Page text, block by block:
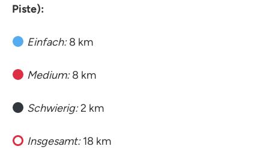
Piste):
Einfach:8 km
Medium:8 km
Schwierig:2 km
Insgesamt:18 km